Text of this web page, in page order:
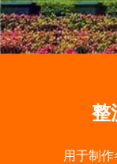
整
用于制